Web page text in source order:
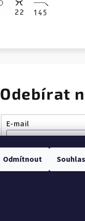
Odmítnout
Odebírat
E-mail
Vložením e-mailu
Osmany